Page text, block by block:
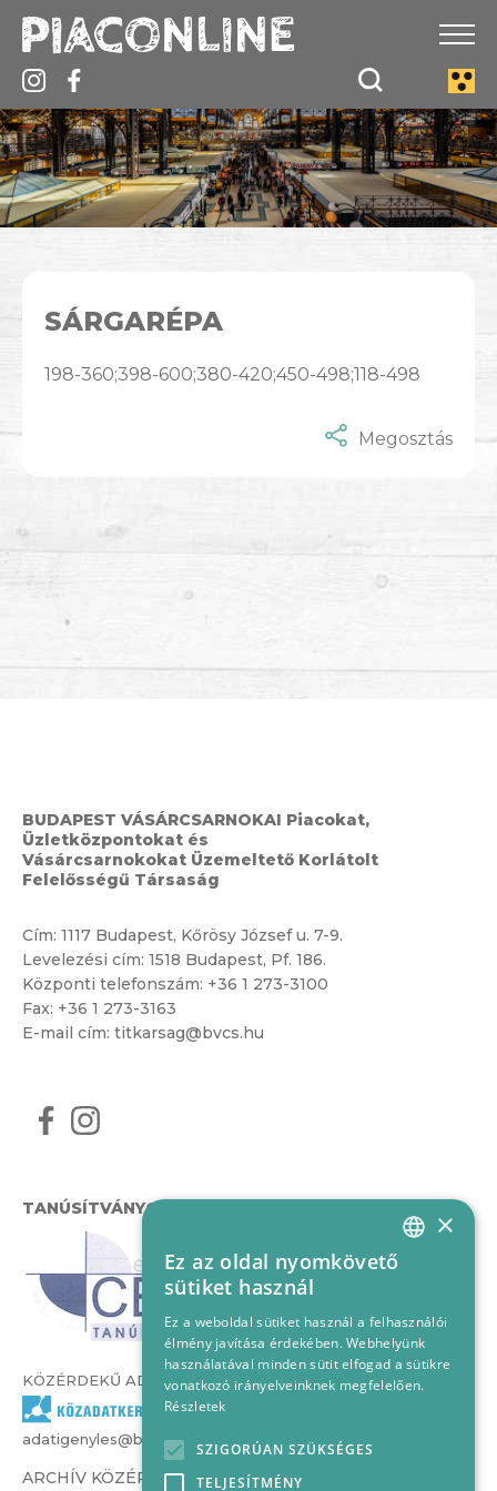
SÁRGARÉPA
198-360;398-600;380-420;450-498;118-498
Megosztás
BUDAPEST VÁSÁRCSARNOKAI Piacokat,
Üzletközpontokat és
Vásárcsarnokokat Üzemeltető Korlátolt
Felelősségű Társaság
Cím: 1117 Budapest, Kőrösy József u. 7-9.
Levelezési cím: 1518 Budapest, Pf. 186.
Központi telefonszám: +36 1 273-3100
Fax: +36 1 273-3163
E-mail cím: titkarsag@bvcs.hu
TANÚSÍTVÁNYOK
KÖZÉRDEKŰ ADATOK
adatigenyles@bvcs.hu
ARCHÍV KÖZÉRDEKŰ ADATOK –
HUNGARIAN
×
Ez az oldal nyomkövető
sütiket használ
Ez a weboldal sütiket használ a felhasználói
élmény javítása érdekében. Webhelyünk
használatával minden sütit elfogad a sütikre
vonatkozó irányelveinknek megfelelően.
Részletek
SZIGORÚAN SZÜKSÉGES
TELJESÍTMÉNY